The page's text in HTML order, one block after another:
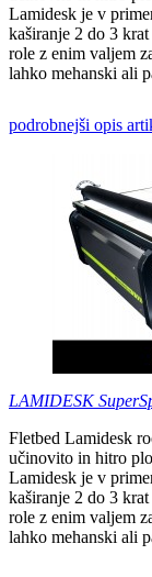
Lamidesk je v
kaširanje 2 do 3
role z enim valjem
lahko mehanski ali
podrobnejši opis
LAMIDESK
Fletbed Lamidesk
učinovito in hitro
Lamidesk je v
kaširanje 2 do 3
role z enim valjem
lahko mehanski ali